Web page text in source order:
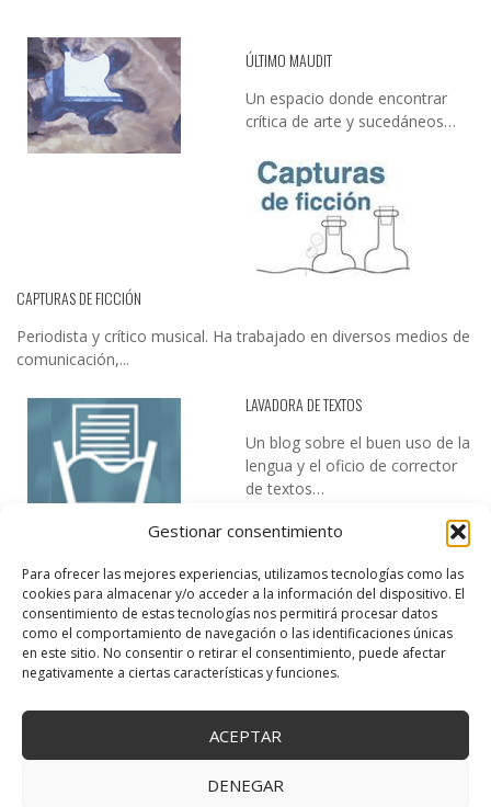
Gestionar consentimiento
Para ofrecer las mejores experiencias, utilizamos tecnologías como las
cookies para almacenar y/o acceder a la información del dispositivo. El
consentimiento de estas tecnologías nos permitirá procesar datos
como el comportamiento de navegación o las identificaciones únicas
en este sitio. No consentir o retirar el consentimiento, puede afectar
negativamente a ciertas características y funciones.
ACEPTAR
DENEGAR
ÚLTIMO MAUDIT
Un espacio donde encontrar
crítica de arte y sucedáneos…
CAPTURAS DE FICCIÓN
Periodista y crítico musical. Ha trabajado en diversos medios de
comunicación,...
LAVADORA DE TEXTOS
Un blog sobre el buen uso de la
lengua y el oficio de corrector
de textos…
DESIREE MARTÍN